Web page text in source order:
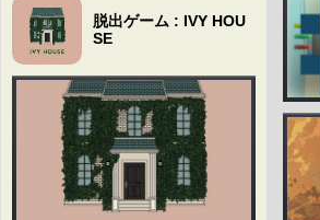
脱出ゲーム : IVY HOU
SE